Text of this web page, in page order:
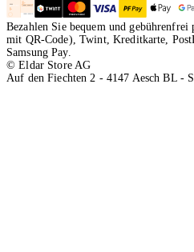
Bezahlen Sie bequem und gebührenfrei
mit QR-Code), Twint, Kreditkarte,
Samsung Pay.
© Eldar Store AG
Auf den Fiechten 2 - 4147 Aesch BL -